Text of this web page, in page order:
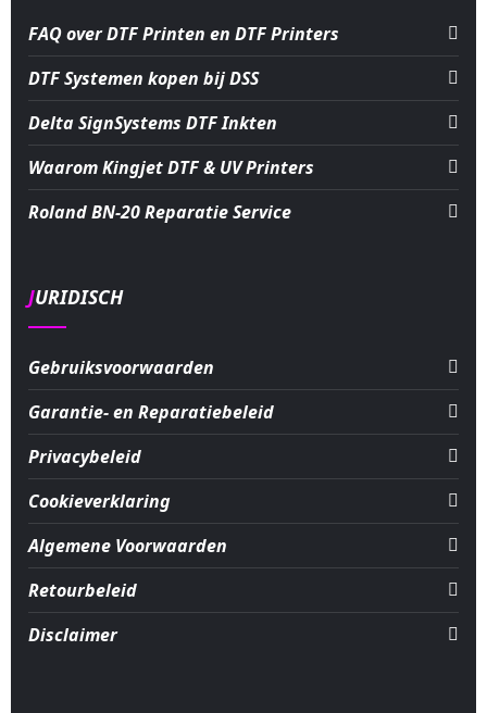
FAQ over DTF Printen en DTF Printers
DTF Systemen kopen bij DSS
Delta SignSystems DTF Inkten
Waarom Kingjet DTF & UV Printers
Roland BN-20 Reparatie Service
JURIDISCH
Gebruiksvoorwaarden
Garantie- en Reparatiebeleid
Privacybeleid
Cookieverklaring
Algemene Voorwaarden
Retourbeleid
Disclaimer